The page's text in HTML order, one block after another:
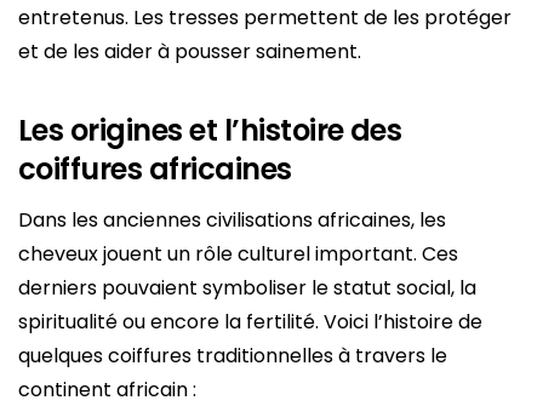
entretenus. Les tresses permettent de les protéger
et de les aider à pousser sainement.
Les origines et l’histoire des
coiffures africaines
Dans les anciennes civilisations africaines, les
cheveux jouent un rôle culturel important. Ces
derniers pouvaient symboliser le statut social, la
spiritualité ou encore la fertilité. Voici l’histoire de
quelques coiffures traditionnelles à travers le
continent africain :